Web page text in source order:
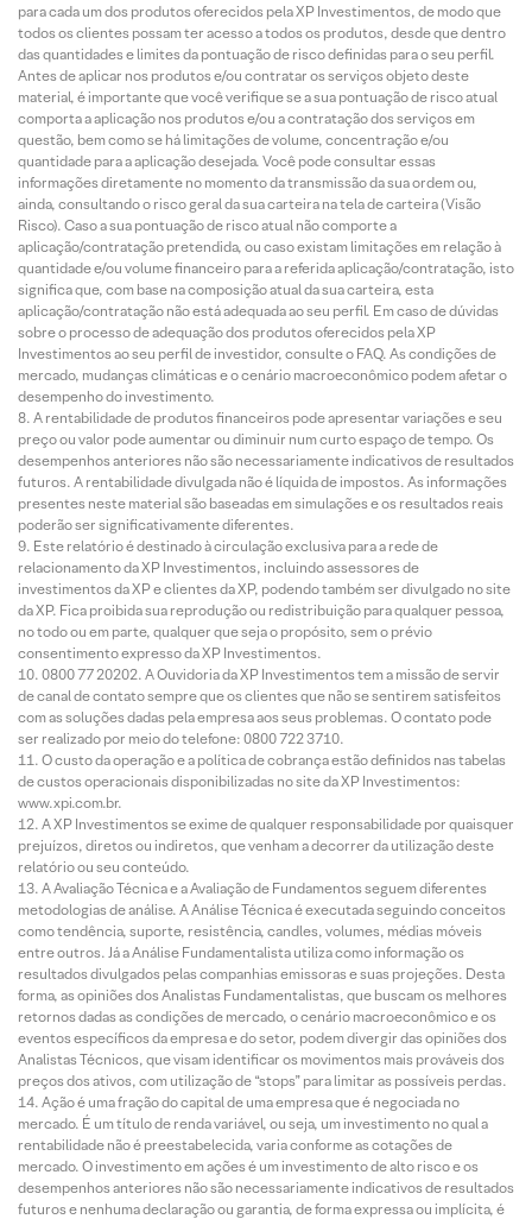
para cada um dos produtos oferecidos pela XP Investimentos, de modo que
todos os clientes possam ter acesso a todos os produtos, desde que dentro
das quantidades e limites da pontuação de risco definidas para o seu perfil.
Antes de aplicar nos produtos e/ou contratar os serviços objeto deste
material, é importante que você verifique se a sua pontuação de risco atual
comporta a aplicação nos produtos e/ou a contratação dos serviços em
questão, bem como se há limitações de volume, concentração e/ou
quantidade para a aplicação desejada. Você pode consultar essas
informações diretamente no momento da transmissão da sua ordem ou,
ainda, consultando o risco geral da sua carteira na tela de carteira (Visão
Risco). Caso a sua pontuação de risco atual não comporte a
aplicação/contratação pretendida, ou caso existam limitações em relação à
quantidade e/ou volume financeiro para a referida aplicação/contratação, isto
significa que, com base na composição atual da sua carteira, esta
aplicação/contratação não está adequada ao seu perfil. Em caso de dúvidas
sobre o processo de adequação dos produtos oferecidos pela XP
Investimentos ao seu perfil de investidor, consulte o FAQ. As condições de
mercado, mudanças climáticas e o cenário macroeconômico podem afetar o
desempenho do investimento.
A rentabilidade de produtos financeiros pode apresentar variações e seu
preço ou valor pode aumentar ou diminuir num curto espaço de tempo. Os
desempenhos anteriores não são necessariamente indicativos de resultados
futuros. A rentabilidade divulgada não é líquida de impostos. As informações
presentes neste material são baseadas em simulações e os resultados reais
poderão ser significativamente diferentes.
Este relatório é destinado à circulação exclusiva para a rede de
relacionamento da XP Investimentos, incluindo assessores de
investimentos da XP e clientes da XP, podendo também ser divulgado no site
da XP. Fica proibida sua reprodução ou redistribuição para qualquer pessoa,
no todo ou em parte, qualquer que seja o propósito, sem o prévio
consentimento expresso da XP Investimentos.
0800 77 20202. A Ouvidoria da XP Investimentos tem a missão de servir
de canal de contato sempre que os clientes que não se sentirem satisfeitos
com as soluções dadas pela empresa aos seus problemas. O contato pode
ser realizado por meio do telefone: 0800 722 3710.
O custo da operação e a política de cobrança estão definidos nas tabelas
de custos operacionais disponibilizadas no site da XP Investimentos:
www.xpi.com.br.
A XP Investimentos se exime de qualquer responsabilidade por quaisquer
prejuízos, diretos ou indiretos, que venham a decorrer da utilização deste
relatório ou seu conteúdo.
A Avaliação Técnica e a Avaliação de Fundamentos seguem diferentes
metodologias de análise. A Análise Técnica é executada seguindo conceitos
como tendência, suporte, resistência, candles, volumes, médias móveis
entre outros. Já a Análise Fundamentalista utiliza como informação os
resultados divulgados pelas companhias emissoras e suas projeções. Desta
forma, as opiniões dos Analistas Fundamentalistas, que buscam os melhores
retornos dadas as condições de mercado, o cenário macroeconômico e os
eventos específicos da empresa e do setor, podem divergir das opiniões dos
Analistas Técnicos, que visam identificar os movimentos mais prováveis dos
preços dos ativos, com utilização de “stops” para limitar as possíveis perdas.
Ação é uma fração do capital de uma empresa que é negociada no
mercado. É um título de renda variável, ou seja, um investimento no qual a
rentabilidade não é preestabelecida, varia conforme as cotações de
mercado. O investimento em ações é um investimento de alto risco e os
desempenhos anteriores não são necessariamente indicativos de resultados
futuros e nenhuma declaração ou garantia, de forma expressa ou implícita, é